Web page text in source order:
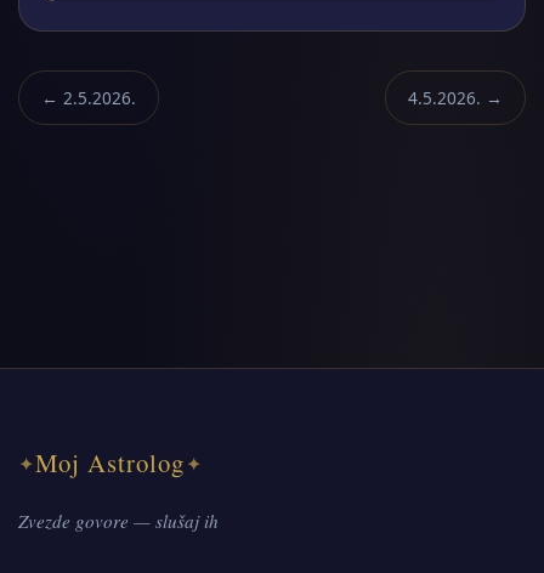
← 2.5.2026. 4.5.2026. →
✦Moj Astrolog✦
Zvezde govore — slušaj ih